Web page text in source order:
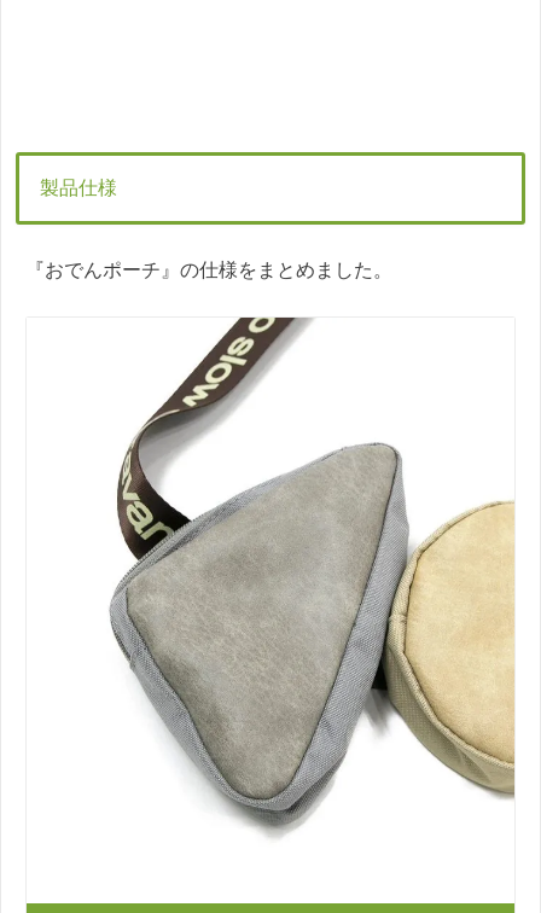
製品仕様
『おでんポーチ』の仕様をまとめました。